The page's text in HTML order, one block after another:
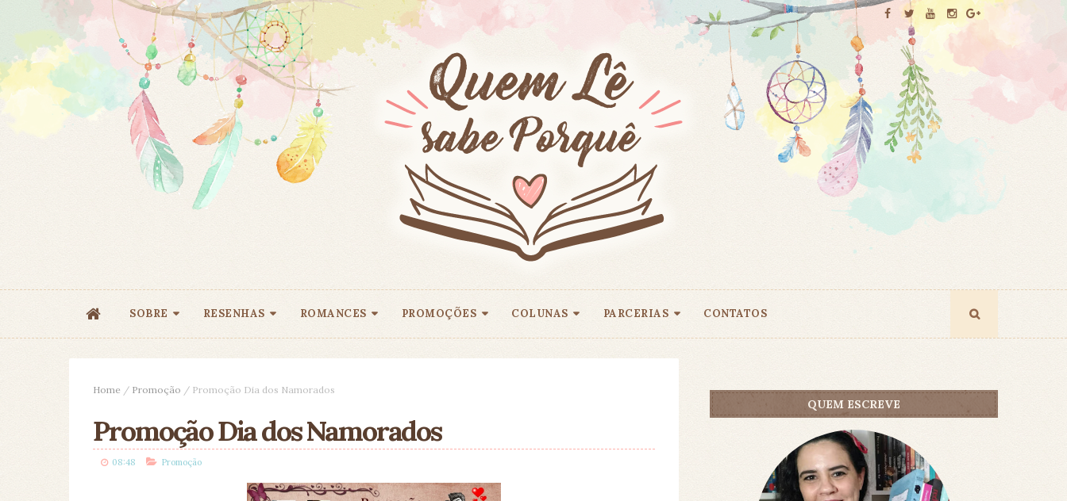
SOBRE RESENHAS ROMANCES PROMOÇÕES COLUNAS PARCERIAS CONTATOS
Home / Promoção / Promoção Dia dos Namorados
Promoção Dia dos Namorados
08:48 Promoção
QUEM ESCREVE